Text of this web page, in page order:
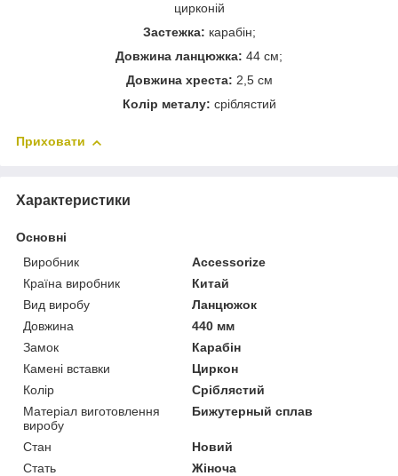
цирконій
Застежка: карабін;
Довжина ланцюжка: 44 см;
Довжина хреста: 2,5 см
Колір металу: сріблястий
Приховати
Характеристики
Основні
Виробник
Accessorize
Країна виробник
Китай
Вид виробу
Ланцюжок
Довжина
440 мм
Замок
Карабін
Камені вставки
Циркон
Колір
Сріблястий
Матеріал виготовлення
виробу
Бижутерный сплав
Стан
Новий
Стать
Жіноча